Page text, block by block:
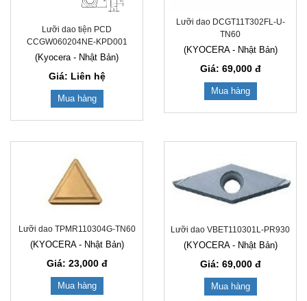
Lưỡi dao tiện PCD
CCGW060204NE-KPD001
(Kyocera - Nhật Bản)
Giá: Liên hệ
Mua hàng
Lưỡi dao DCGT11T302FL-U-
TN60
(KYOCERA - Nhật Bản)
Giá: 69,000đ
Mua hàng
Lưỡi dao TPMR110304G-TN60
(KYOCERA - Nhật Bản)
Giá: 23,000đ
Mua hàng
Lưỡi dao VBET110301L-PR930
(KYOCERA - Nhật Bản)
Giá: 69,000đ
Mua hàng